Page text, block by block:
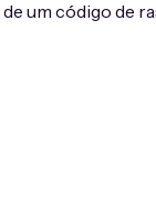
um código de